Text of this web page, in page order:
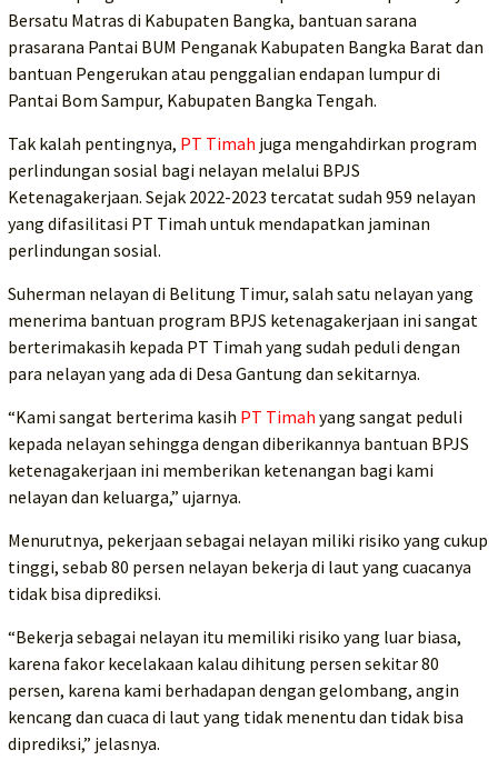
Bersatu Matras di Kabupaten Bangka, bantuan sarana
prasarana Pantai BUM Penganak Kabupaten Bangka Barat dan
bantuan Pengerukan atau penggalian endapan lumpur di
Pantai Bom Sampur, Kabupaten Bangka Tengah.
Tak kalah pentingnya, PT Timah juga mengahdirkan program
perlindungan sosial bagi nelayan melalui BPJS
Ketenagakerjaan. Sejak 2022-2023 tercatat sudah 959 nelayan
yang difasilitasi PT Timah untuk mendapatkan jaminan
perlindungan sosial.
Suherman nelayan di Belitung Timur, salah satu nelayan yang
menerima bantuan program BPJS ketenagakerjaan ini sangat
berterimakasih kepada PT Timah yang sudah peduli dengan
para nelayan yang ada di Desa Gantung dan sekitarnya.
“Kami sangat berterima kasih PT Timah yang sangat peduli
kepada nelayan sehingga dengan diberikannya bantuan BPJS
ketenagakerjaan ini memberikan ketenangan bagi kami
nelayan dan keluarga,” ujarnya.
Menurutnya, pekerjaan sebagai nelayan miliki risiko yang cukup
tinggi, sebab 80 persen nelayan bekerja di laut yang cuacanya
tidak bisa diprediksi.
“Bekerja sebagai nelayan itu memiliki risiko yang luar biasa,
karena fakor kecelakaan kalau dihitung persen sekitar 80
persen, karena kami berhadapan dengan gelombang, angin
kencang dan cuaca di laut yang tidak menentu dan tidak bisa
diprediksi,” jelasnya.